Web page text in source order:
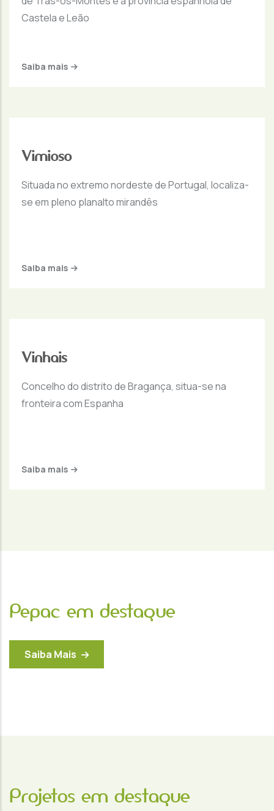
Castela e Leão
Saiba mais
Vimioso
Situada no extremo nordeste de Portugal, localiza-
se em pleno planalto mirandês
Saiba mais
Vinhais
Concelho do distrito de Bragança, situa-se na
fronteira com Espanha
Saiba mais
Pepac em destaque
Saiba Mais
Projetos em destaque